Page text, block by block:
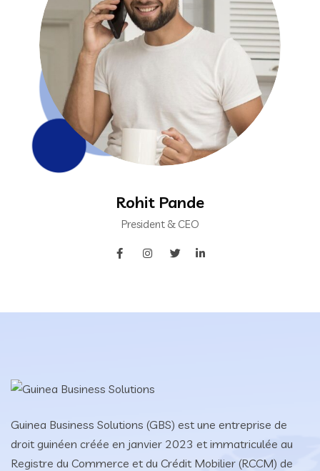
Rohit Pande
President & CEO
Guinea Business Solutions (GBS) est une entreprise de
droit guinéen créée en janvier 2023 et immatriculée au
Registre du Commerce et du Crédit Mobilier (RCCM) de